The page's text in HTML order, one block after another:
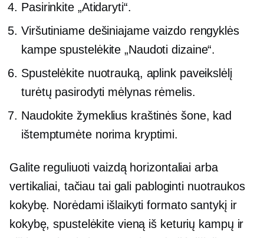
Pasirinkite „Atidaryti“.
Viršutiniame dešiniajame vaizdo rengyklės
kampe spustelėkite „Naudoti dizaine“.
Spustelėkite nuotrauką, aplink paveikslėlį
turėtų pasirodyti mėlynas rėmelis.
Naudokite žymeklius kraštinės šone, kad
ištemptumėte norima kryptimi.
Galite reguliuoti vaizdą horizontaliai arba
vertikaliai, tačiau tai gali pabloginti nuotraukos
kokybę. Norėdami išlaikyti formato santykį ir
kokybę, spustelėkite vieną iš keturių kampų ir